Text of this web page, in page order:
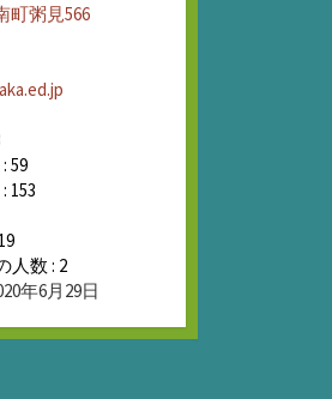
町粥見566
59
153
人数 : 2
年6月29日